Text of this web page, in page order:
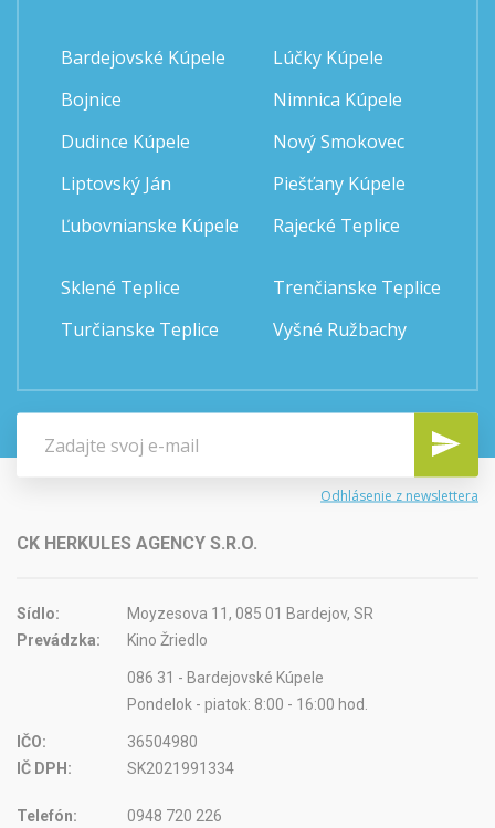
Bardejovské Kúpele
Bojnice
Dudince Kúpele
Liptovský Ján
Ľubovnianske Kúpele
Lúčky Kúpele
Nimnica Kúpele
Nový Smokovec
Piešťany Kúpele
Rajecké Teplice
Sklené Teplice
Turčianske Teplice
Trenčianske Teplice
Vyšné Ružbachy
Odhlásenie z newslettera
CK HERKULES AGENCY S.R.O.
Sídlo:
Moyzesova 11, 085 01 Bardejov, SR
Prevádzka:
Kino Žriedlo
086 31 - Bardejovské Kúpele
Pondelok - piatok: 8:00 - 16:00 hod.
IČO:
36504980
IČ DPH:
SK2021991334
Telefón: 0948 720 226